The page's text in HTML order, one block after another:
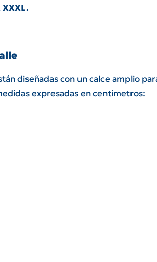
XXXL.
diseñadas con un calce amplio
expresadas en centímetros: